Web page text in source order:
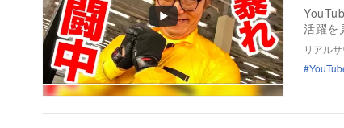
活躍を
リアル